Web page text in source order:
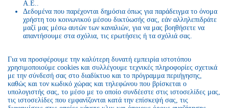
Α.Ε..
Δεδομένα που παρέχονται δημόσια όπως για παράδειγμα το όνομα
χρήστη του κοινωνικού μέσου δικτύωσής σας, εάν αλληλεπιδράτε
μαζί μας μέσω αυτών των καναλιών, για να μας βοηθήσετε να
απαντήσουμε στα σχόλια, τις ερωτήσεις ή τα σχόλιά σας.
Για να προσφέρουμε την καλύτερη δυνατή εμπειρία ιστοτόπου
χρησιμοποιούμε cookies και συλλέγουμε τεχνικές πληροφορίες σχετικά
με την σύνδεσή σας στο διαδίκτυο και το πρόγραμμα περιήγησης,
καθώς και τον κωδικό χώρας και τηλεφώνου που βρίσκεται ο
υπολογιστής σας, το μέσο με το οποίο συνδέεστε στις ιστοσελίδες μας,
τις ιστοσελίδες που εμφανίζονται κατά την επίσκεψή σας, τις